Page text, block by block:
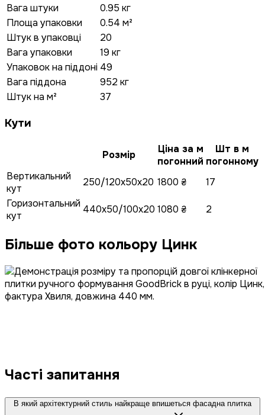
Вага штуки
0.95 кг
Площа упаковки
0.54 м²
Штук в упаковці
20
Вага упаковки
19 кг
Упаковок на піддоні 49
Вага піддона
952 кг
Штук на м²
37
Кути
Розмір
Ціна за м
погонний
Шт в м
погонному
Вертикальний
кут
250/120x50x20 1800 ₴
17
Горизонтальний
кут
440x50/100x20 1080 ₴ 2
Більше фото кольору Цинк
Часті запитання
В який архітектурний стиль найкраще впишеться фасадна плитка